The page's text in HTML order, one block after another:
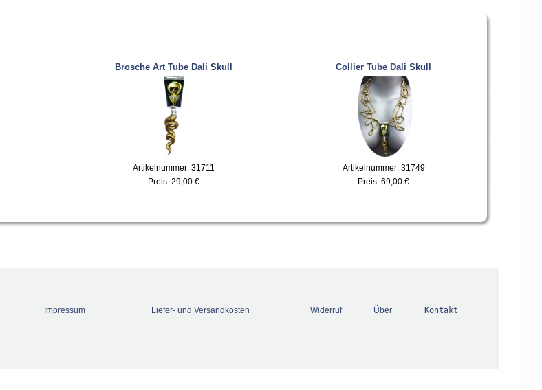
Brosche Art Tube Dali Skull
Artikelnummer: 31711
Preis: 29,00 €
Collier Tube Dali Skull
Artikelnummer: 31749
Preis: 69,00 €
Impressum Liefer- und Versandkosten Widerruf Über Kontakt